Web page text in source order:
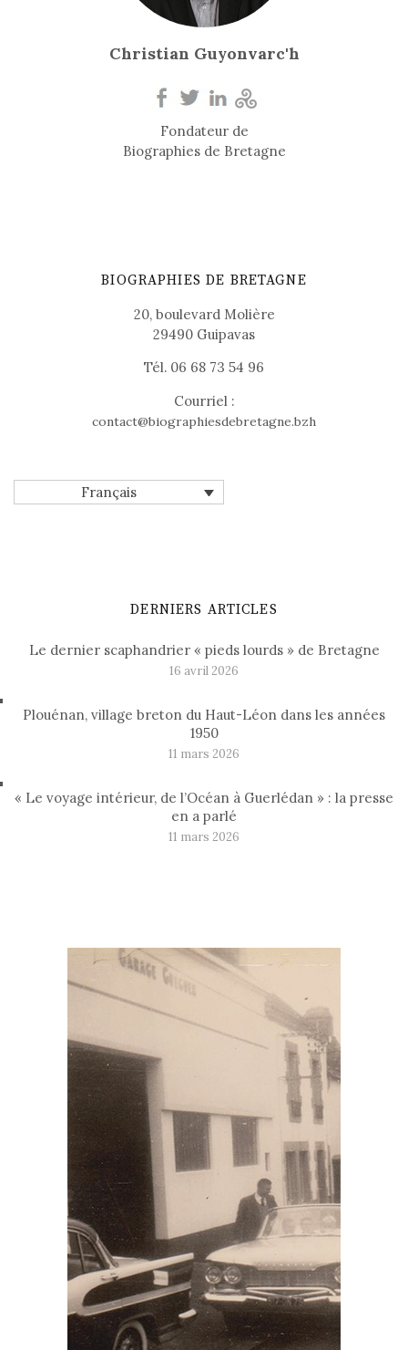
Christian Guyonvarc'h
Fondateur de
Biographies de Bretagne
BIOGRAPHIES DE BRETAGNE
20, boulevard Molière
29490 Guipavas
Tél. 06 68 73 54 96
Courriel :
contact@biographiesdebretagne.bzh
Français
DERNIERS ARTICLES
Le dernier scaphandrier « pieds lourds » de Bretagne
16 avril 2026
Plouénan, village breton du Haut-Léon dans les années
1950
11 mars 2026
« Le voyage intérieur, de l’Océan à Guerlédan » : la presse
en a parlé
11 mars 2026